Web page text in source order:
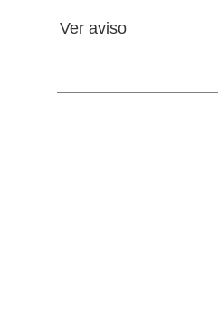
Ver aviso